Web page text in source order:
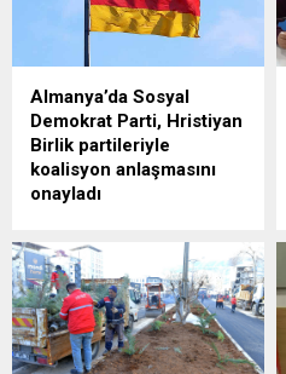
Almanya’da Sosyal
Demokrat Parti, Hristiyan
Birlik partileriyle
koalisyon anlaşmasını
onayladı
Demokrat Parti’nin, Hristiyan
Birlik partileriyle koalisyon
anlaşmasını onayladığı
bildirildi.